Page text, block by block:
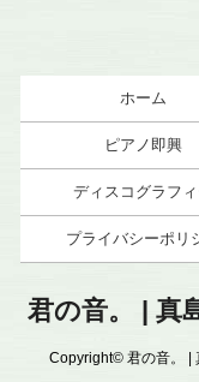
ホーム
ピアノ即興
ディスコグラフ
プライバシーポリ
君の音。 | 真
Copyright© 君の音。 |